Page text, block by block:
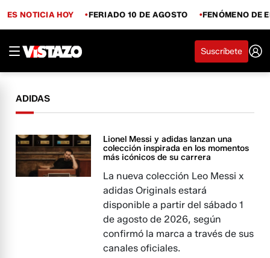
ES NOTICIA HOY FERIADO 10 DE AGOSTO FENÓMENO DE
Suscríbete
ADIDAS
Lionel Messi y adidas lanzan una
colección inspirada en los momentos
más icónicos de su carrera
La nueva colección Leo Messi x
adidas Originals estará
disponible a partir del sábado 1
de agosto de 2026, según
confirmó la marca a través de sus
canales oficiales.